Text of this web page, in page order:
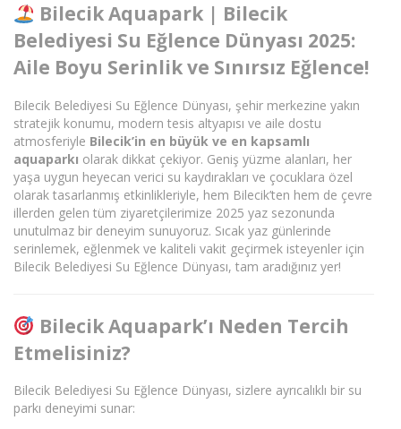
Bilecik Aquapark | Bilecik
Belediyesi Su Eğlence Dünyası 2025:
Aile Boyu Serinlik ve Sınırsız Eğlence!
Bilecik Belediyesi Su Eğlence Dünyası, şehir merkezine yakın
stratejik konumu, modern tesis altyapısı ve aile dostu
atmosferiyle Bilecik’in en büyük ve en kapsamlı
aquaparkı olarak dikkat çekiyor. Geniş yüzme alanları, her
yaşa uygun heyecan verici su kaydırakları ve çocuklara özel
olarak tasarlanmış etkinlikleriyle, hem Bilecik’ten hem de çevre
illerden gelen tüm ziyaretçilerimize 2025 yaz sezonunda
unutulmaz bir deneyim sunuyoruz. Sıcak yaz günlerinde
serinlemek, eğlenmek ve kaliteli vakit geçirmek isteyenler için
Bilecik Belediyesi Su Eğlence Dünyası, tam aradığınız yer!
Bilecik Aquapark’ı Neden Tercih
Etmelisiniz?
Bilecik Belediyesi Su Eğlence Dünyası, sizlere ayrıcalıklı bir su
parkı deneyimi sunar: